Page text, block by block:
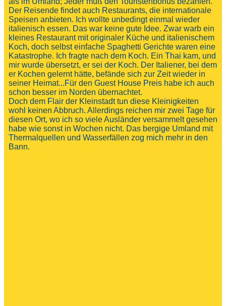
Der Reisende findet auch Restaurants, die internationale
Speisen anbieten. Ich wollte unbedingt einmal wieder
italienisch essen. Das war keine gute Idee. Zwar warb ein
kleines Restaurant mit originaler Küche und italienischem
Koch, doch selbst einfache Spaghetti Gerichte waren eine
Katastrophe. Ich fragte nach dem Koch. Ein Thai kam, und
mir wurde übersetzt, er sei der Koch. Der Italiener, bei dem
er Kochen gelernt hätte, befände sich zur Zeit wieder in
seiner Heimat...Für den Guest House Preis habe ich auch
schon besser im Norden übernachtet.
Doch dem Flair der Kleinstadt tun diese Kleinigkeiten
wohl keinen Abbruch. Allerdings reichen mir zwei Tage für
diesen Ort, wo ich so viele Ausländer versammelt gesehen
habe wie sonst in Wochen nicht. Das bergige Umland mit
Thermalquellen und Wasserfällen zog mich mehr in den
Bann.